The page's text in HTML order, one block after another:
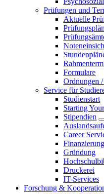
Prüfungen und
Aktuelle
Formulare
Ordnungen
Service für
Studienstart
Starting
Stipendien
Career
Finanzierung
Gründung
Druckerei
IT-Services
Forschung &